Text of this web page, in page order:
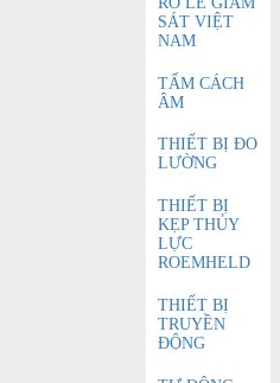
SÁT VIỆT
NAM
TẤM CÁCH
ÂM
THIẾT BỊ ĐO
LƯỜNG
THIẾT BỊ
KẸP THỦY
LỰC
ROEMHELD
THIẾT BỊ
TRUYỀN
ĐỘNG